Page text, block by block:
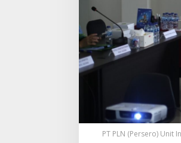
PT PLN (Persero) Unit